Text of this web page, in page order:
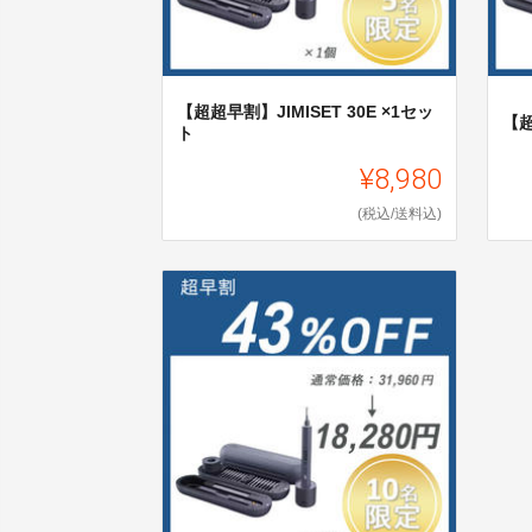
【超超早割】JIMISET 30E ×1セッ
ト
¥8,980
(税込/送料込)
【